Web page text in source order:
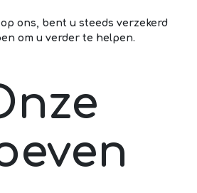
ons, bent u steeds verzekerd
om u verder te helpen.